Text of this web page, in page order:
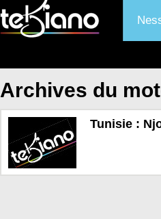
Archives du
Tunisie :